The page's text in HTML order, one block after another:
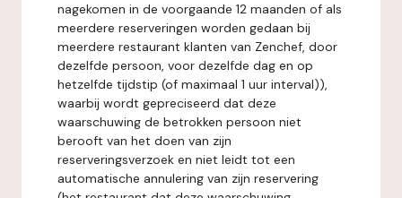
nagekomen in de voorgaande 12 maanden of als
meerdere reserveringen worden gedaan bij
meerdere restaurant klanten van Zenchef, door
dezelfde persoon, voor dezelfde dag en op
hetzelfde tijdstip (of maximaal 1 uur interval)),
waarbij wordt gepreciseerd dat deze
waarschuwing de betrokken persoon niet
berooft van het doen van zijn
reserveringsverzoek en niet leidt tot een
automatische annulering van zijn reservering